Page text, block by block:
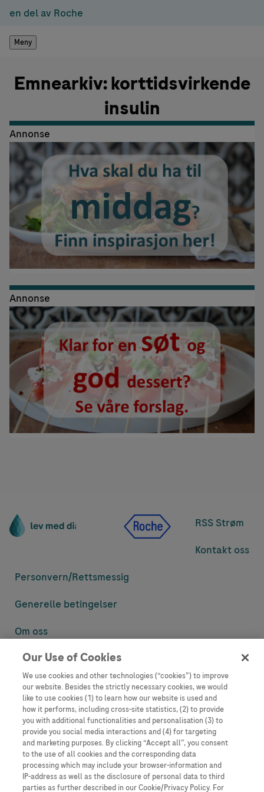
en del av Roche
Meny
Emnearkiv: korttidsvirkende
insulin
Annonse
Annonse
RSS Strøm
Kontakt oss
Personvern/Rettsmessig
Generelle betingelser
Om oss
Denne nettsiden inneholder informasjon som er målsatt til en stor
informasjon som ellers ikke er tilgjengelig eller gyldig i ditt land.
Vennligst vær oppmerksom på at vi ikke tar noe ansvar for tilgang til
informasjon som muligens ikke er i samsvar med noen gyldig juridisk
prosess, regulering, registrering eller bruk i bostedslandet ditt.
Roche har ikke alltid mulighet til å kvalitetssikre andres innlegg, men
vil fjerne villedende eller upassende innlegg så langt det lar seg gjøre.
Vi har ikke ansvar for innhold på eksterne nettsider som det lenkes til.
Kopiering av materiale fra dette nettstedet for bruk annet sted er ikke
tillatt uten avtale. Nettstedet selger plass til annonsører, og slikt
Our Use of Cookies
We use cookies and other technologies (“cookies”) to improve
our website. Besides the strictly necessary cookies, we would
like to use cookies (1) to learn how our website is used and
how it performs, including cross-site statistics, (2) to provide
you with additional functionalities and personalisation (3) to
provide you social media interactions and (4) for targeting
and marketing purposes. By clicking “Accept all”, you consent
to the use of all cookies and the corresponding data
processing which may include your browser-information and
IP-address as well as the disclosure of personal data to third
parties as further described in our Cookie/Privacy Policy. For